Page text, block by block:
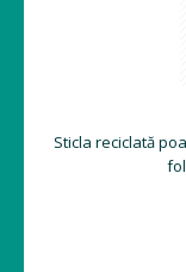
Sticla reciclată